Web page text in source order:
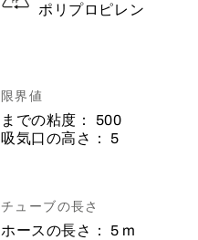
ポリプロピレン
限界値
までの粘度：
500
吸気口の高さ：
5
チューブの長さ
ホースの長さ： 5 m